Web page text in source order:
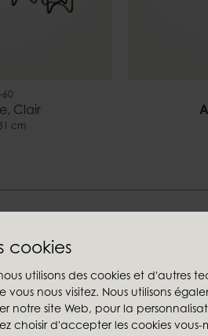
cookies
utilisons des cookies et d'autres
nous visitez. Nous utilisons
notre site Web, pour la
choisir d'accepter les cookies
60
Clair
cm
Mon